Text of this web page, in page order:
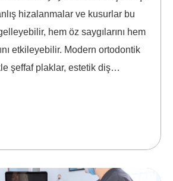
hizalanmalar ve kusurlar bu
hem öz saygılarını hem
etkileyebilir. Modern ortodontik
şeffaf plaklar, estetik diş…